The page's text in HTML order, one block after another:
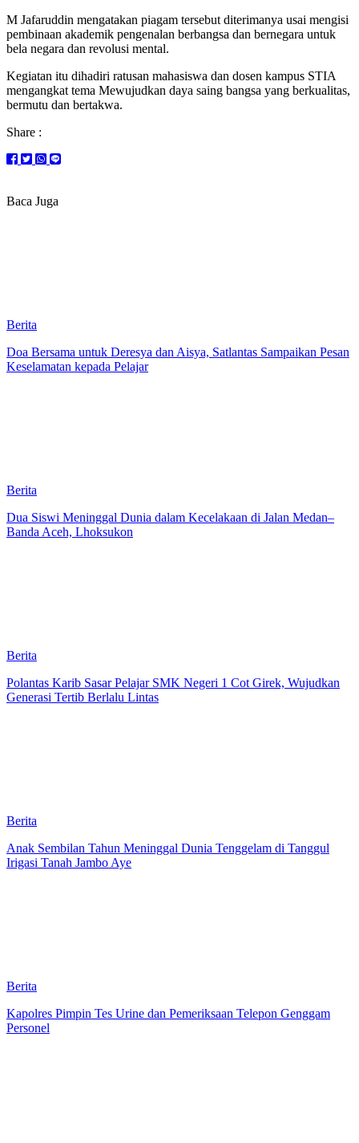
M Jafaruddin mengatakan piagam tersebut diterimanya usai mengisi
pembinaan akademik pengenalan berbangsa dan bernegara untuk
bela negara dan revolusi mental.
Kegiatan itu dihadiri ratusan mahasiswa dan dosen kampus STIA
mengangkat tema Mewujudkan daya saing bangsa yang berkualitas,
bermutu dan bertakwa.
Share :
Baca Juga
Berita
Doa Bersama untuk Deresya dan Aisya, Satlantas Sampaikan Pesan
Keselamatan kepada Pelajar
Berita
Dua Siswi Meninggal Dunia dalam Kecelakaan di Jalan Medan–
Banda Aceh, Lhoksukon
Berita
Polantas Karib Sasar Pelajar SMK Negeri 1 Cot Girek, Wujudkan
Generasi Tertib Berlalu Lintas
Berita
Anak Sembilan Tahun Meninggal Dunia Tenggelam di Tanggul
Irigasi Tanah Jambo Aye
Berita
Kapolres Pimpin Tes Urine dan Pemeriksaan Telepon Genggam
Personel